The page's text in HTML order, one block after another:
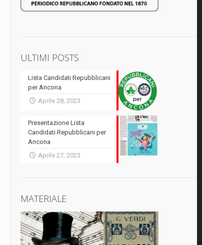
ULTIMI POSTS
Lista Candidati Repubblicani
per Ancona
Aprile 28, 2023
Presentazione Lista
Candidati Repubblicani per
Ancona
Aprile 27, 2023
MATERIALE